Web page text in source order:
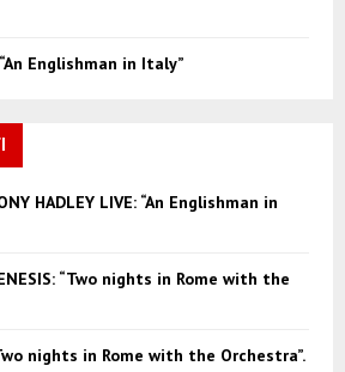
Englishman in Italy”
HADLEY LIVE: “An Englishman in
“Two nights in Rome with the
nights in Rome with the Orchestra”.